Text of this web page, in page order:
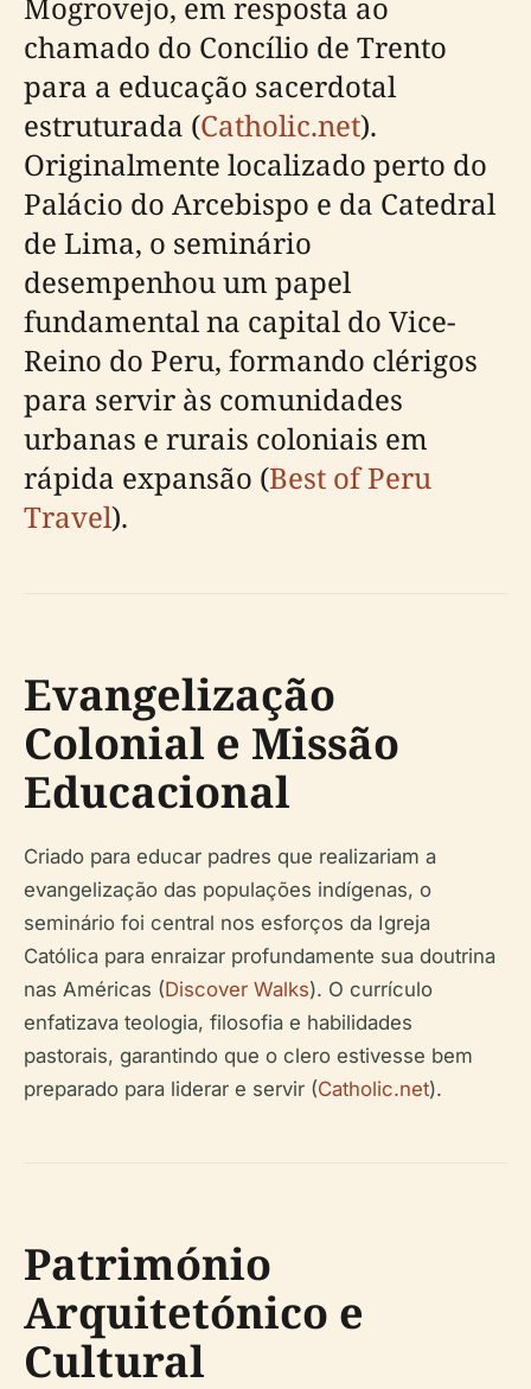
chamado do Concílio de Trento
para a educação sacerdotal
estruturada (Catholic.net).
Originalmente localizado perto do
Palácio do Arcebispo e da Catedral
de Lima, o seminário
desempenhou um papel
fundamental na capital do Vice-
Reino do Peru, formando clérigos
para servir às comunidades
urbanas e rurais coloniais em
rápida expansão (Best of Peru
Travel).
Evangelização
Colonial e Missão
Educacional
Criado para educar padres que realizariam a
evangelização das populações indígenas, o
seminário foi central nos esforços da Igreja
Católica para enraizar profundamente sua doutrina
nas Américas (Discover Walks). O currículo
enfatizava teologia, filosofia e habilidades
pastorais, garantindo que o clero estivesse bem
preparado para liderar e servir (Catholic.net).
Património
Arquitetónico e
Cultural